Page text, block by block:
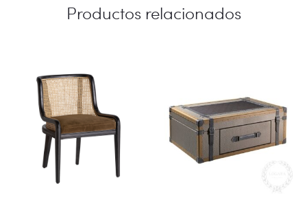
Productos relacionados